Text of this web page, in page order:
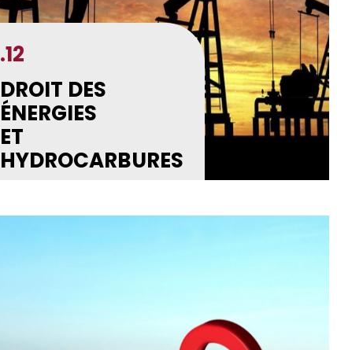
.12
DROIT DES
ÉNERGIES
ET
HYDROCARBURES